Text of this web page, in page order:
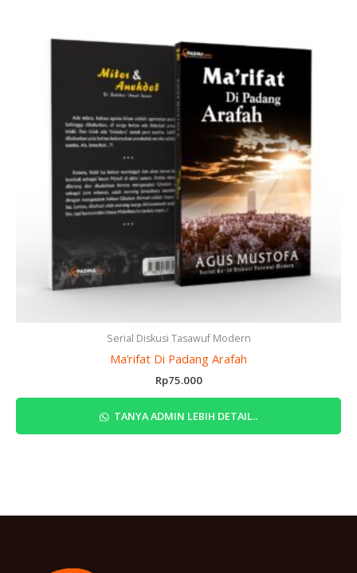
Serial Diskusi Tasawuf Modern
Ma’rifat Di Padang Arafah
Rp75.000
TANYA ADMIN LEBIH DETAIL..